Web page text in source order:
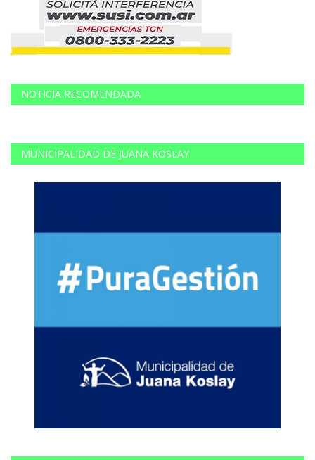
NOTICIA RECOMENDADA
MUNICIPALIDAD DE JUANA KOSLAY